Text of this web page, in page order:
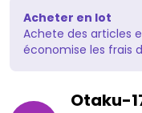
Acheter en lot
Achete des articles
économise les frais
Otaku-